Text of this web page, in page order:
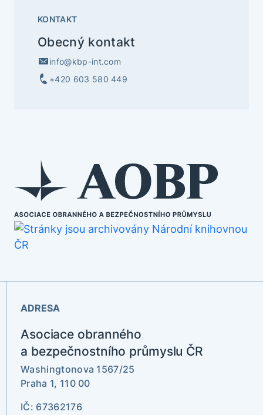
KONTAKT
Obecný kontakt
info@kbp-int.com
+420 603 580 449
ADRESA
Asociace obranného
a bezpečnostního průmyslu ČR
Washingtonova 1567/25
Praha 1, 110 00
IČ: 67362176